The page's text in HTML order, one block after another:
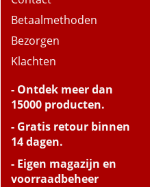
Betaalmethoden
Bezorgen
Klachten
- Ontdek meer dan
15000 producten.
- Gratis retour binnen
14 dagen.
- Eigen magazijn en
voorraadbeheer